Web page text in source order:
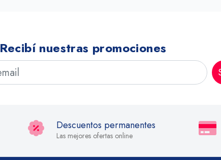
Recibí nuestras promociones
Descuentos permanentes
Las mejores ofertas online